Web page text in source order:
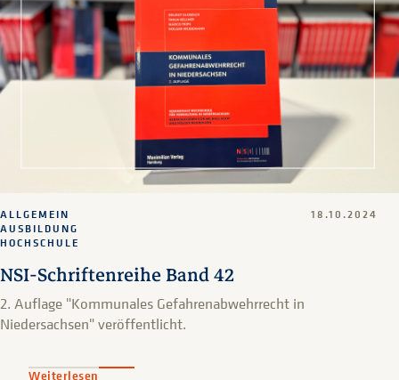
NSI-Schriftenreihe Band 42
ALLGEMEIN
AUSBILDUNG
HOCHSCHULE
18.10.2024
2. Auflage "Kommunales Gefahrenabwehrrecht in
Niedersachsen" veröffentlicht.
Weiterlesen